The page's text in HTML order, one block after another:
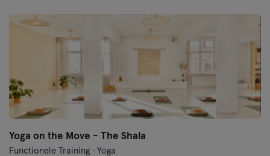
Yoga on the Move - The Shala
Functionele Training · Yoga